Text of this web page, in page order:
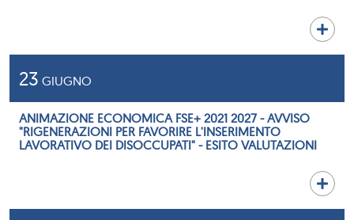
23 GIUGNO
ANIMAZIONE ECONOMICA FSE+ 2021 2027 - AVVISO
"RIGENERAZIONI PER FAVORIRE L'INSERIMENTO
LAVORATIVO DEI DISOCCUPATI" - ESITO VALUTAZIONI